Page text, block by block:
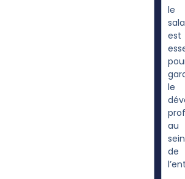
le
est
le
au
sein
de